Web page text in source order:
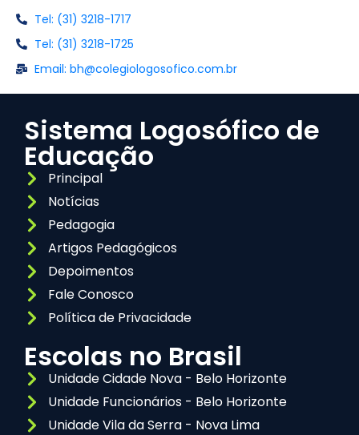
Tel: (31) 3218-1717
Tel: (31) 3218-1725
Email: bh@colegiologosofico.com.br
Sistema Logosófico de
Educação
Principal
Notícias
Pedagogia
Artigos Pedagógicos
Depoimentos
Fale Conosco
Política de Privacidade
Escolas no Brasil
Unidade Cidade Nova - Belo Horizonte
Unidade Funcionários - Belo Horizonte
Unidade Vila da Serra - Nova Lima